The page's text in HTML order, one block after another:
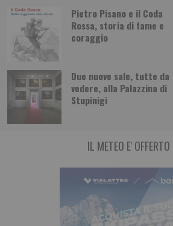
Pietro Pisano e il Coda
Rossa, storia di fame e
coraggio
Due nuove sale, tutte da
vedere, alla Palazzina di
Stupinigi
Monfortinjazz chiude con più di 5mila
UN 50° ANNIVERSARIO DA RECORD Nei sette
nella storia del festival Si
IL METEO E' OFFERTO